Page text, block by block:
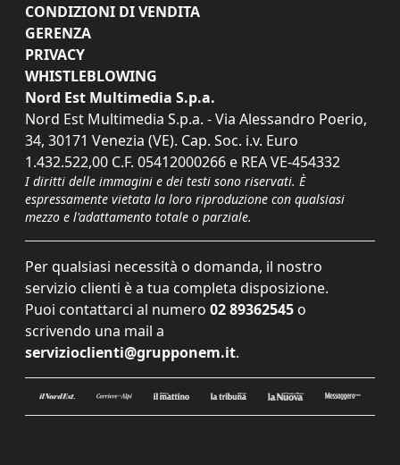
CONDIZIONI DI VENDITA
GERENZA
PRIVACY
WHISTLEBLOWING
Nord Est Multimedia S.p.a.
Nord Est Multimedia S.p.a. - Via Alessandro Poerio,
34, 30171 Venezia (VE). Cap. Soc. i.v. Euro
1.432.522,00 C.F. 05412000266 e REA VE-454332
I diritti delle immagini e dei testi sono riservati. È
espressamente vietata la loro riproduzione con qualsiasi
mezzo e l'adattamento totale o parziale.
Per qualsiasi necessità o domanda, il nostro
servizio clienti è a tua completa disposizione.
Puoi contattarci al numero 02 89362545 o
scrivendo una mail a
servizioclienti@grupponem.it.